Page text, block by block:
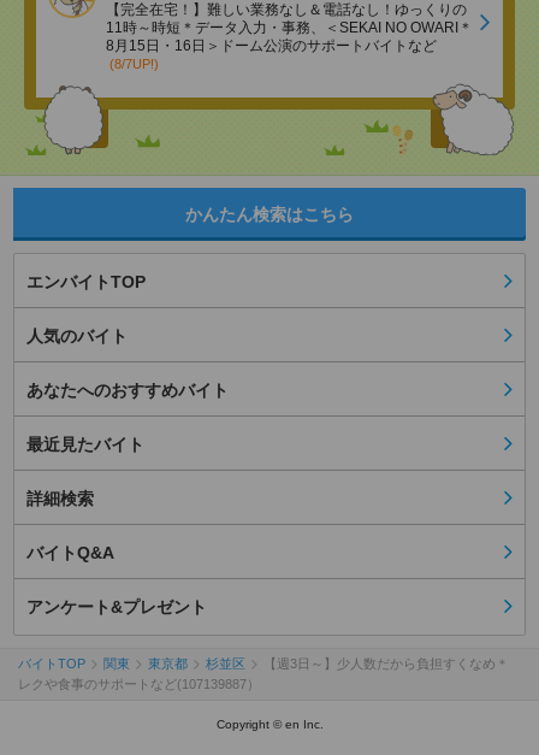
【完全在宅！】難しい業務なし＆電話なし！ゆっくりの
11時～時短＊データ入力・事務、＜SEKAI NO OWARI＊
8月15日・16日＞ドーム公演のサポートバイトなど
(8/7UP!)
かんたん検索はこちら
エンバイトTOP
人気のバイト
あなたへのおすすめバイト
最近見たバイト
詳細検索
バイトQ&A
アンケート&プレゼント
バイトTOP 関東 東京都 杉並区
【週3日～】少人数だから負担すくなめ＊
レクや食事のサポートなど(107139887）
Copyright © en Inc.